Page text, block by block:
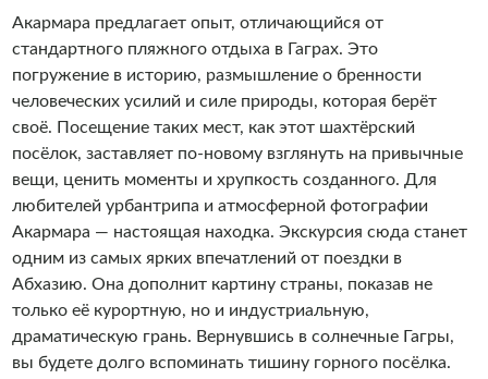
Акармара предлагает опыт, отличающийся от
стандартного пляжного отдыха в Гаграх. Это
погружение в историю, размышление о бренности
человеческих усилий и силе природы, которая берёт
своё. Посещение таких мест, как этот шахтёрский
посёлок, заставляет по-новому взглянуть на привычные
вещи, ценить моменты и хрупкость созданного. Для
любителей урбантрипа и атмосферной фотографии
Акармара — настоящая находка. Экскурсия сюда станет
одним из самых ярких впечатлений от поездки в
Абхазию. Она дополнит картину страны, показав не
только её курортную, но и индустриальную,
драматическую грань. Вернувшись в солнечные Гагры,
вы будете долго вспоминать тишину горного посёлка.